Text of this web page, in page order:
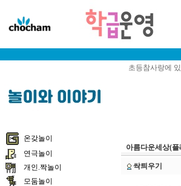
초등참사랑에
온갖놀이
연극놀이
개인.짝놀이
모둠놀이
아름다운세상(
싹틔우기